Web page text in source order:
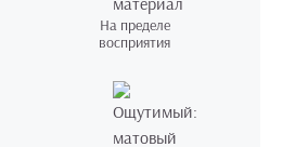
На пределе
восприятия